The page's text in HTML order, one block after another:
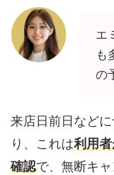
エ
も
の
来店日前日など
り、これは利用
確認で、無断キャ